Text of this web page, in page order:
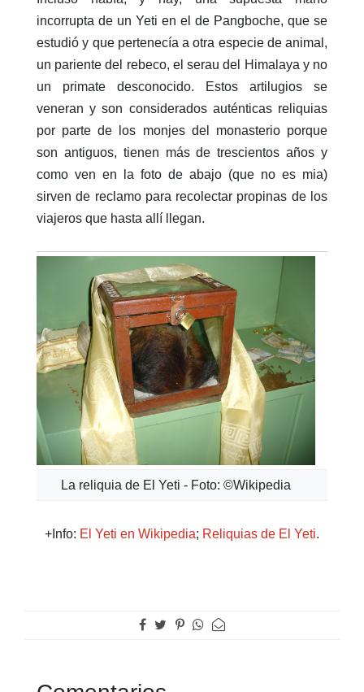
incorrupta de un Yeti en el de Pangboche, que se
estudió y que pertenecía a otra especie de animal,
un pariente del rebeco, el serau del Himalaya y no
un primate desconocido. Estos artilugios se
veneran y son considerados auténticas reliquias
por parte de los monjes del monasterio porque
son antiguos, tienen más de trescientos años y
como ven en la foto de abajo (que no es mia)
sirven de reclamo para recolectar propinas de los
viajeros que hasta allí llegan.
La reliquia de El Yeti - Foto: ©Wikipedia
+Info: El Yeti en Wikipedia; Reliquias de El Yeti.